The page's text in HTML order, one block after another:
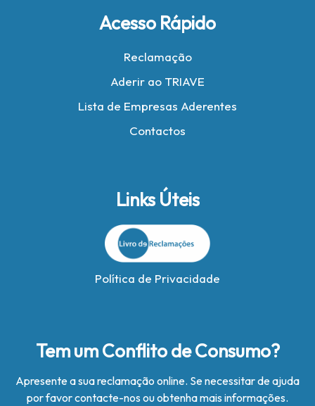
Acesso Rápido
Reclamação
Aderir ao TRIAVE
Lista de Empresas Aderentes
Contactos
Links Úteis
Política de Privacidade
Tem um Conflito de Consumo?
Apresente a sua reclamação online. Se necessitar de ajuda
por favor contacte-nos ou obtenha mais informações.